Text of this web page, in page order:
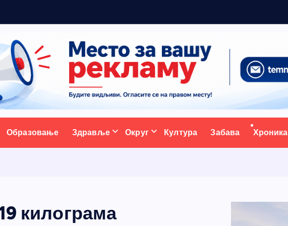
портал
Образовање Здравље Округ Култура Забава Хроника
килограма